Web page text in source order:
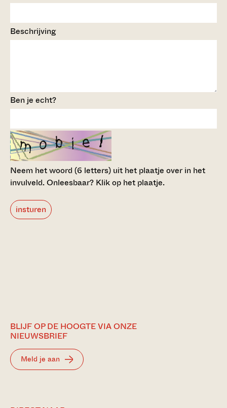
Beschrijving
Ben je echt?
Neem het woord (6 letters) uit het plaatje over in het
invulveld.Onleesbaar? Klik op het plaatje.
insturen
BLIJF OP DE HOOGTE VIA ONZE
NIEUWSBRIEF
Meld je aan